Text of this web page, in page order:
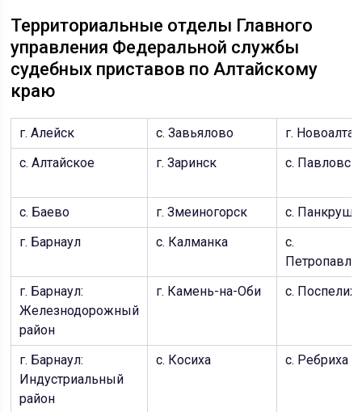
Территориальные отделы Главного
управления Федеральной службы
судебных приставов по Алтайскому
краю
г. Алейск с. Завьялово
г.
с. Алтайское
г. Заринск c. Павловск
с. Баево г. Змеиногорск
c.
г. Барнаул
с. Калманка
c.
г. Барнаул:
Железнодорожный
район
г. Камень-на-Оби с.
г. Барнаул:
Индустриальный
район
c. Косиха c. Ребриха